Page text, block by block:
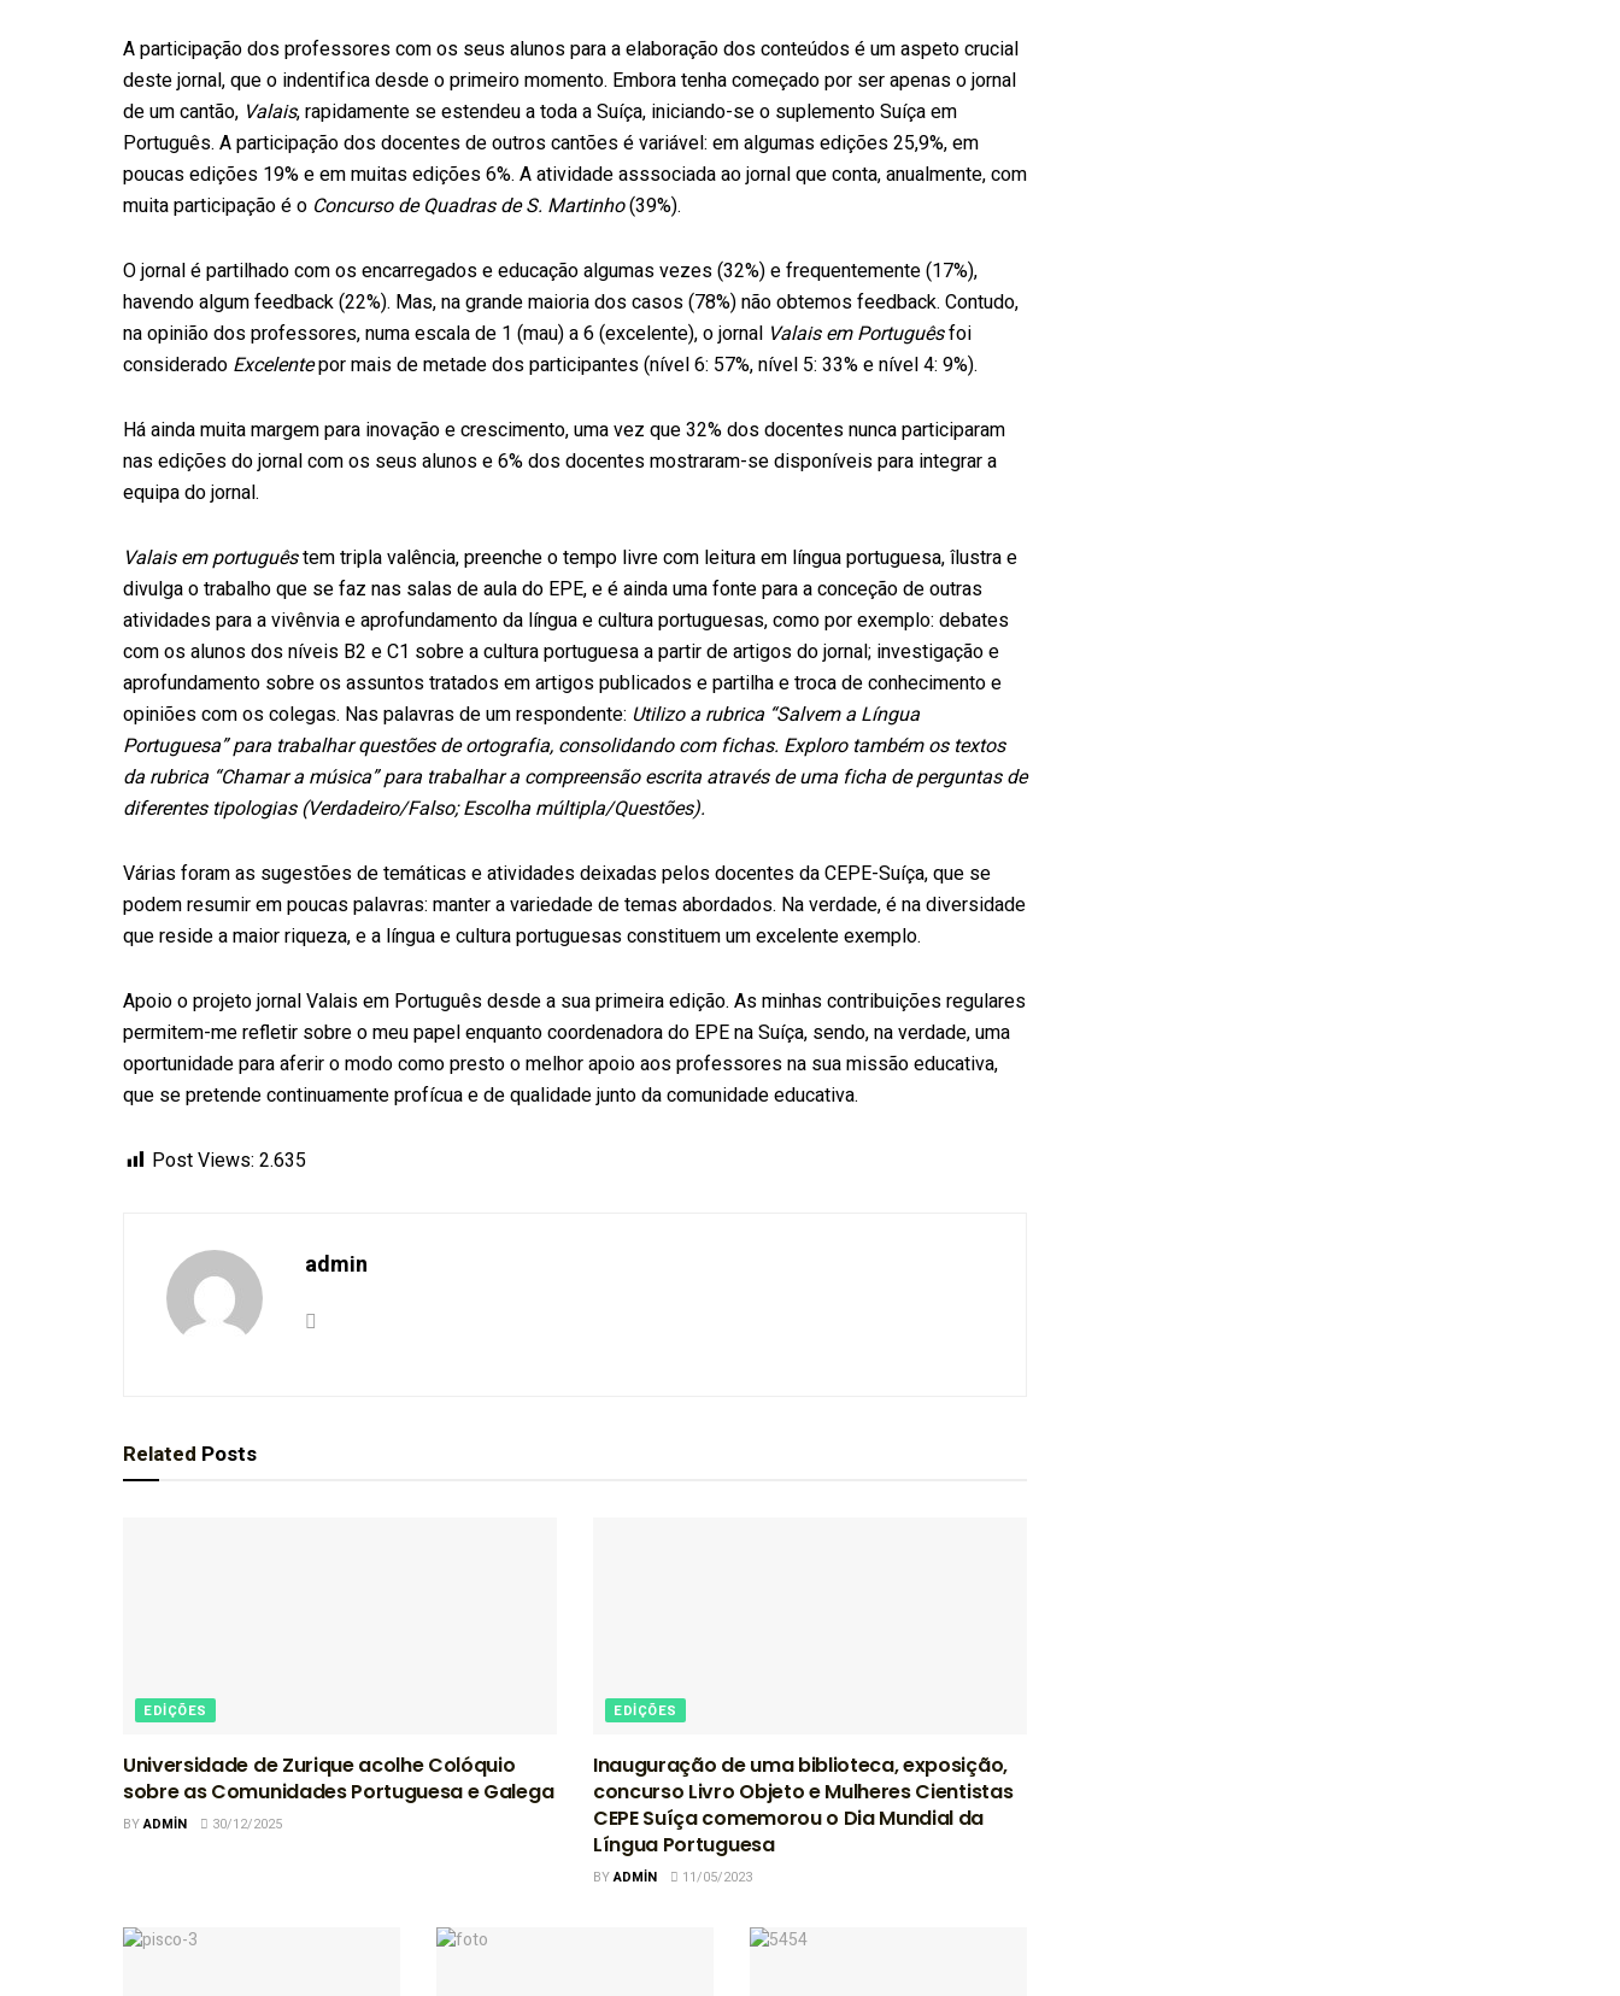
A participação dos professores com os seus alunos para a elaboração dos conteúdos é um aspeto crucial
deste jornal, que o indentifica desde o primeiro momento. Embora tenha começado por ser apenas o jornal
de um cantão, Valais, rapidamente se estendeu a toda a Suíça, iniciando-se o suplemento Suíça em
Português. A participação dos docentes de outros cantões é variável: em algumas edições 25,9%, em
poucas edições 19% e em muitas edições 6%. A atividade asssociada ao jornal que conta, anualmente, com
muita participação é o Concurso de Quadras de S. Martinho(39%).
O jornal é partilhado com os encarregados e educação algumas vezes (32%) e frequentemente (17%),
havendo algum feedback (22%). Mas, na grande maioria dos casos (78%) não obtemos feedback. Contudo,
na opinião dos professores, numa escala de 1 (mau) a 6 (excelente), o jornal Valais em Portuguêsfoi
considerado Excelentepor mais de metade dos participantes (nível 6: 57%, nível 5: 33% e nível 4: 9%).
Há ainda muita margem para inovação e crescimento, uma vez que 32% dos docentes nunca participaram
nas edições do jornal com os seus alunos e 6% dos docentes mostraram-se disponíveis para integrar a
equipa do jornal.
Valais em portuguêstem tripla valência, preenche o tempo livre com leitura em língua portuguesa, îlustra e
divulga o trabalho que se faz nas salas de aula do EPE, e é ainda uma fonte para a conceção de outras
atividades para a vivênvia e aprofundamento da língua e cultura portuguesas, como por exemplo: debates
com os alunos dos níveis B2 e C1 sobre a cultura portuguesa a partir de artigos do jornal; investigação e
aprofundamento sobre os assuntos tratados em artigos publicados e partilha e troca de conhecimento e
opiniões com os colegas. Nas palavras de um respondente: Utilizo a rubrica “Salvem a Língua
Portuguesa” para trabalhar questões de ortografia, consolidando com fichas. Exploro também os textos
da rubrica “Chamar a música” para trabalhar a compreensão escrita através de uma ficha de perguntas de
diferentes tipologias (Verdadeiro/Falso; Escolha múltipla/Questões).
Várias foram as sugestões de temáticas e atividades deixadas pelos docentes da CEPE-Suíça, que se
podem resumir em poucas palavras: manter a variedade de temas abordados. Na verdade, é na diversidade
que reside a maior riqueza, e a língua e cultura portuguesas constituem um excelente exemplo.
Apoio o projeto jornal Valais em Português desde a sua primeira edição. As minhas contribuições regulares
permitem-me refletir sobre o meu papel enquanto coordenadora do EPE na Suíça, sendo, na verdade, uma
oportunidade para aferir o modo como presto o melhor apoio aos professores na sua missão educativa,
que se pretende continuamente profícua e de qualidade junto da comunidade educativa.
Post Views: 2.635
admin
Related Posts
EDIÇÕES
Universidade de Zurique acolhe Colóquio
sobre as Comunidades Portuguesa e Galega
BYADMIN 30/12/2025
EDIÇÕES
Inauguração de uma biblioteca, exposição,
concurso Livro Objeto e Mulheres Cientistas
CEPE Suíça comemorou o Dia Mundial da
Língua Portuguesa
BYADMIN 11/05/2023